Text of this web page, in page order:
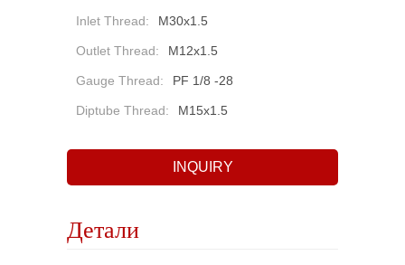
Inlet Thread: M30x1.5
Outlet Thread: M12x1.5
Gauge Thread: PF 1/8 -28
Diptube Thread: M15x1.5
INQUIRY
Детали